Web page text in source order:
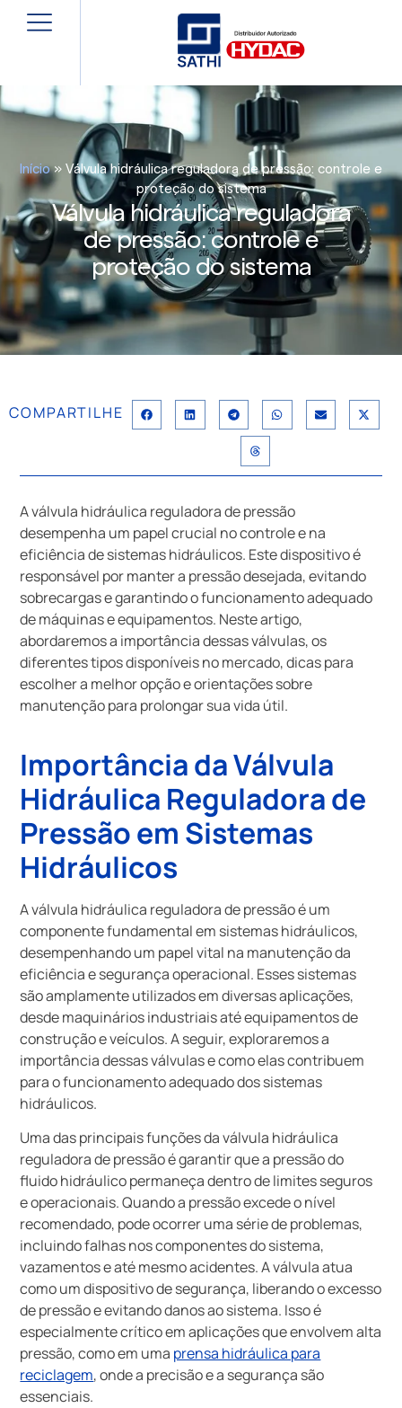
Início» Válvula hidráulica reguladora de pressão: controle e
proteção do sistema
Válvula hidráulica reguladora
de pressão: controle e
proteção do sistema
COMPARTILHE
A válvula hidráulica reguladora de pressão
desempenha um papel crucial no controle e na
eficiência de sistemas hidráulicos. Este dispositivo é
responsável por manter a pressão desejada, evitando
sobrecargas e garantindo o funcionamento adequado
de máquinas e equipamentos. Neste artigo,
abordaremos a importância dessas válvulas, os
diferentes tipos disponíveis no mercado, dicas para
escolher a melhor opção e orientações sobre
manutenção para prolongar sua vida útil.
Importância da Válvula
Hidráulica Reguladora de
Pressão em Sistemas
Hidráulicos
A válvula hidráulica reguladora de pressão é um
componente fundamental em sistemas hidráulicos,
desempenhando um papel vital na manutenção da
eficiência e segurança operacional. Esses sistemas
são amplamente utilizados em diversas aplicações,
desde maquinários industriais até equipamentos de
construção e veículos. A seguir, exploraremos a
importância dessas válvulas e como elas contribuem
para o funcionamento adequado dos sistemas
hidráulicos.
Uma das principais funções da válvula hidráulica
reguladora de pressão é garantir que a pressão do
fluido hidráulico permaneça dentro de limites seguros
e operacionais. Quando a pressão excede o nível
recomendado, pode ocorrer uma série de problemas,
incluindo falhas nos componentes do sistema,
vazamentos e até mesmo acidentes. A válvula atua
como um dispositivo de segurança, liberando o excesso
de pressão e evitando danos ao sistema. Isso é
especialmente crítico em aplicações que envolvem alta
pressão, como em uma prensa hidráulica para
reciclagem, onde a precisão e a segurança são
essenciais.